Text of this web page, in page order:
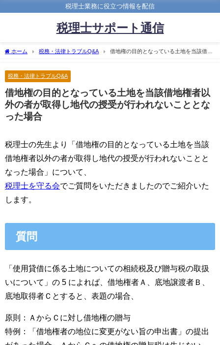
税理士業務に役立つ情報を配信
税理士サポート通信
ホーム 税務・法律トラブルQ&A
借地権の目的となっている土地を当該借地
税務・法律トラブルQ&A
借地権の目的となっている土地を当該借地権者以
外の者が取得し地代の授受が行われないこととな
った場合
税理士の先生より「借地権の目的となっている土地を当該
借地権者以外の者が取得し地代の授受が行われないことと
なった場合」について、
税理士を守る会でご質問をいただきましたのでご紹介いた
します。
質問
「使用貸借に係る土地についての相続税及び贈与税の取扱
いについて」の 5 によれば、借地権者Ａ、底地譲渡者Ｂ、
底地取得者Ｃとすると、表題の場合、
原則：ＡからＣに対し借地権の贈与
特例：「借地権者の地位に変更がない旨の申出書」の提出